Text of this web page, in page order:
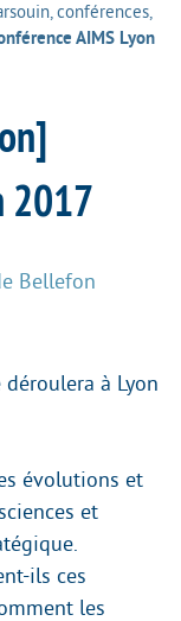
conférences,
AIMS Lyon
2017
Bellefon
déroulera à Lyon
évolutions et
et
ils ces
les